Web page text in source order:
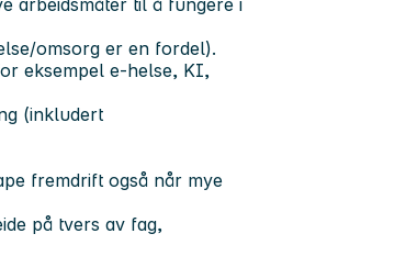
omsorg er en fordel).
eksempel e-helse, KI,
(inkludert
fremdrift også når mye
på tvers av fag,